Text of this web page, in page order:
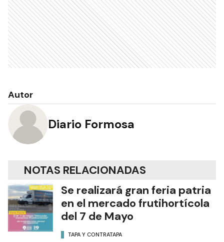
Autor
Diario Formosa
NOTAS RELACIONADAS
Se realizará gran feria patria
en el mercado frutihortícola
del 7 de Mayo
TAPA Y CONTRATAPA